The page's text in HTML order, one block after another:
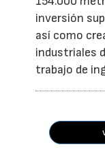
inversión
así como
industriales
trabajo de